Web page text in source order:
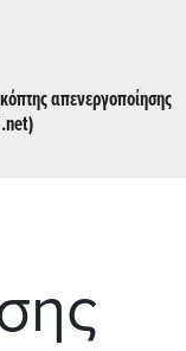
απενεργοποίησης